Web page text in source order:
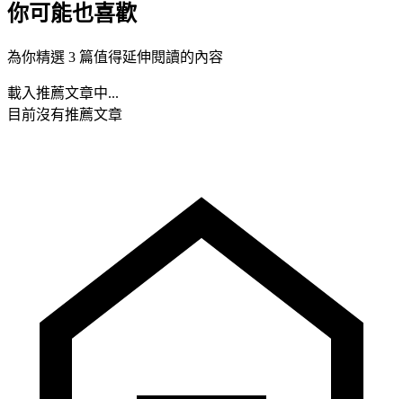
你可能也喜歡
為你精選 3 篇值得延伸閱讀的內容
載入推薦文章中...
目前沒有推薦文章